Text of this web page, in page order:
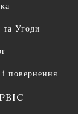
Угоди
повернення